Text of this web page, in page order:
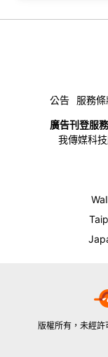
公告 服務條
廣告刊登服
我傳媒科
版權所有，未經